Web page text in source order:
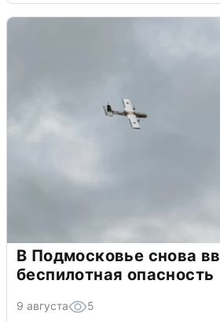
В Подмосковье снова
беспилотная опасность
9 августа 5